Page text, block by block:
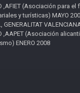
,AFIET (Asociación para
y turísticas) MAYO
GENERALITAT
,AAPET (Asociación
ENERO 2008